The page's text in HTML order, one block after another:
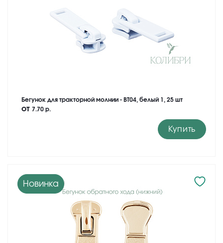
Бегунок для тракторной молнии - BT04, белый 1, 25 шт
от 7.70 р.
Купить
Новинка